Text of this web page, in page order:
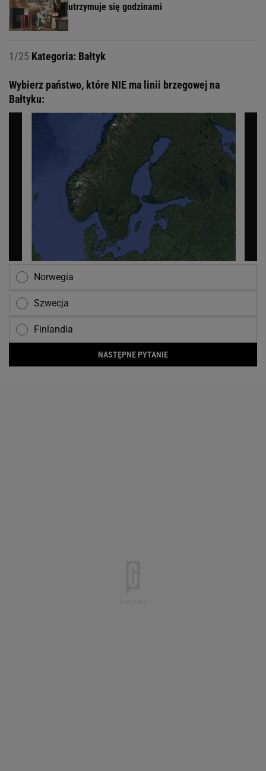
utrzymuje się godzinami
1/25 Kategoria: Bałtyk
Wybierz państwo, które NIE ma linii brzegowej na
Bałtyku:
Norwegia
Szwecja
Finlandia
NASTĘPNE PYTANIE